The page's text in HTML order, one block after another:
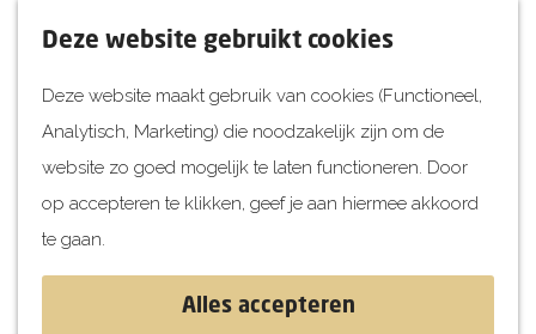
Deze website gebruikt cookies
Deze website maakt gebruik van cookies (Functioneel,
Analytisch, Marketing) die noodzakelijk zijn om de
website zo goed mogelijk te laten functioneren. Door
op accepteren te klikken, geef je aan hiermee akkoord
te gaan.
Alles accepteren
F
o
t
K
e
UITagenda
Morgen
Dit weekend
Kinderen
Jongeren